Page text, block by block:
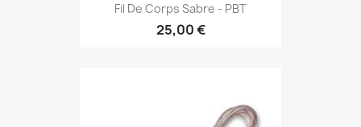
Fil De Corps Sabre - PBT
25,00 €